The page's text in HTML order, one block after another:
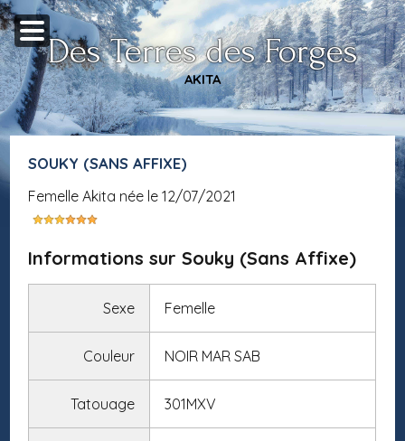
Des Terres des Forges
AKITA
SOUKY (SANS AFFIXE)
femelle Akita née le 12/07/2021
Informations sur Souky (Sans Affixe)
Sexe Femelle
Couleur NOIR MAR SAB
Tatouage 301MXV